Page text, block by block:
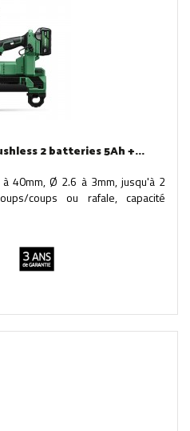
2 batteries 5Ah +...
40mm, Ø 2.6 à 3mm, jusqu'à 2
coups ou rafale, capacité